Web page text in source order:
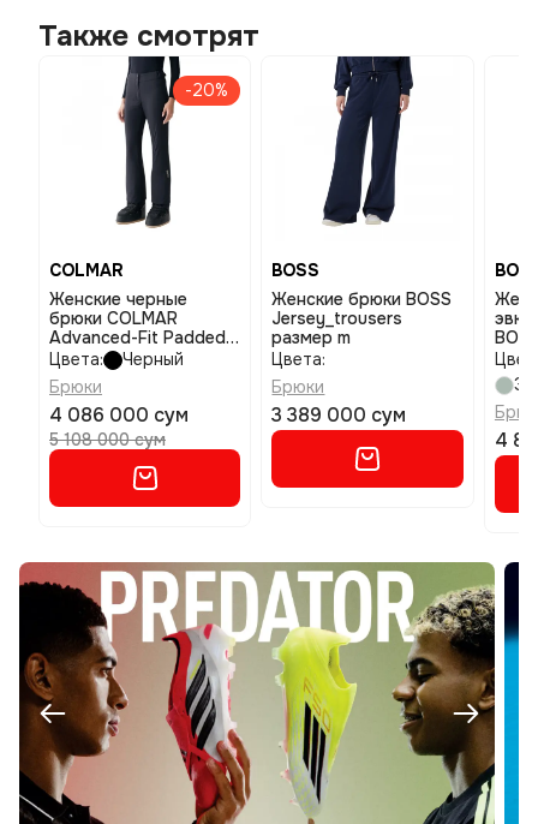
Также смотрят
-20%
COLMAR
Женские черные
брюки COLMAR
Advanced-Fit Padded
Ski размер 40
Цвета:
Черный
Брюки
4 086 000 сум
5 108 000 сум
BOSS
Женские брюки BOSS
Jersey_trousers
размер m
Цвета:
Брюки
3 389 000 сум
4